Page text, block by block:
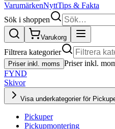
VarumärkenNyttTips & Fakta
Sök i shoppen
Varukorg
Filtrera kategorier
Priser inkl. moms Priser inkl.
FYND
Skivor
Visa underkategorier för
Pickuper
Pickupmontering